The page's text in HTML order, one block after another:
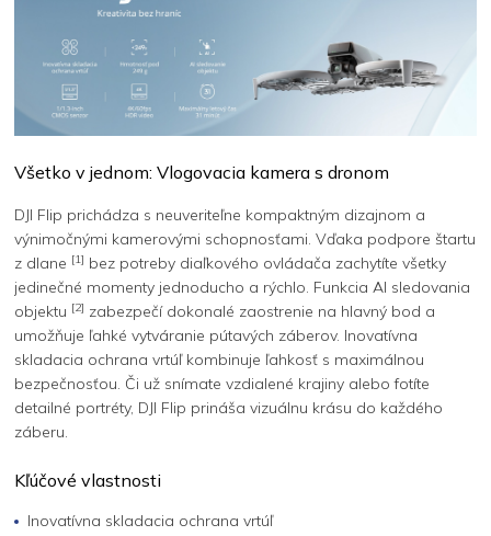
Všetko v jednom: Vlogovacia kamera s dronom
DJI Flip prichádza s neuveriteľne kompaktným dizajnom a
výnimočnými kamerovými schopnosťami. Vďaka podpore štartu
z dlane [1] bez potreby diaľkového ovládača zachytíte všetky
jedinečné momenty jednoducho a rýchlo. Funkcia AI sledovania
objektu [2] zabezpečí dokonalé zaostrenie na hlavný bod a
umožňuje ľahké vytváranie pútavých záberov. Inovatívna
skladacia ochrana vrtúľ kombinuje ľahkosť s maximálnou
bezpečnosťou. Či už snímate vzdialené krajiny alebo fotíte
detailné portréty, DJI Flip prináša vizuálnu krásu do každého
záberu.
Kľúčové vlastnosti
Inovatívna skladacia ochrana vrtúľ